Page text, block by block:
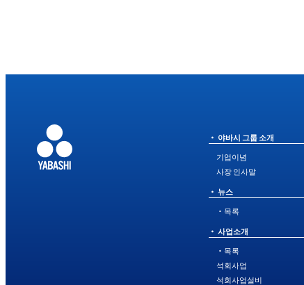
야바시 그룹 소개
기업이념
사장 인사말
뉴스
・목록
사업소개
・목록
석회사업
석회사업설비